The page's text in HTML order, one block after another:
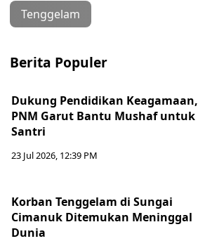
Tenggelam
Berita Populer
Dukung Pendidikan Keagamaan,
PNM Garut Bantu Mushaf untuk
Santri
23 Jul 2026, 12:39 PM
Korban Tenggelam di Sungai
Cimanuk Ditemukan Meninggal
Dunia